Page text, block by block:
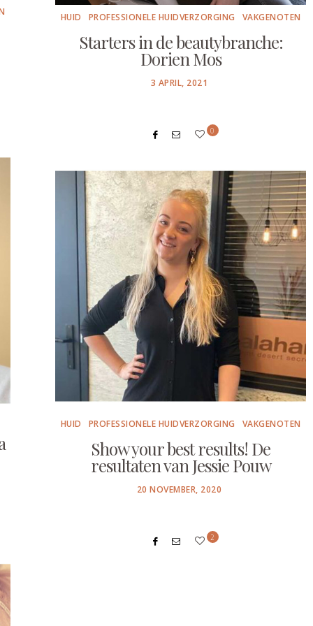
HUID PROFESSIONELE HUIDVERZORGING VAKGENOTEN
Starters in de beautybranche:
Dorien Mos
POSTED
3 APRIL, 2021
0
HUID PROFESSIONELE HUIDVERZORGING VAKGENOTEN
Show your best results! De
resultaten van Jessie Pouw
POSTED
20 NOVEMBER, 2020
2